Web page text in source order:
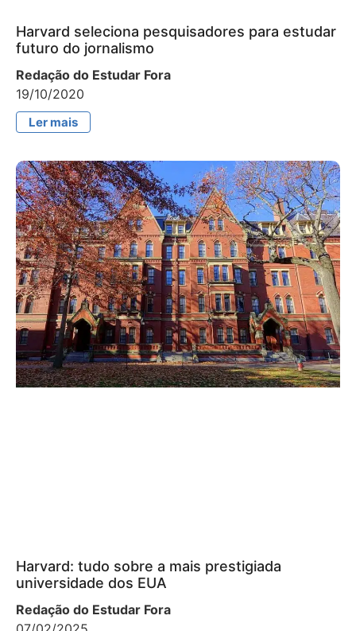
Harvard seleciona pesquisadores para estudar
futuro do jornalismo
Redação do Estudar Fora
19/10/2020
Ler mais
Harvard: tudo sobre a mais prestigiada
universidade dos EUA
Redação do Estudar Fora